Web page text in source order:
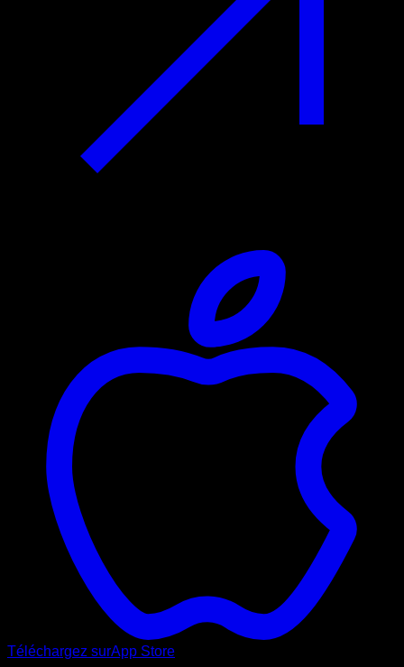
Téléchargez surApp Store